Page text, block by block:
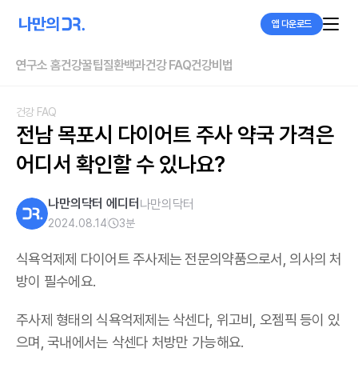
앱 다운로드
연구소 홈건강꿀팁질환백과건강 FAQ건강비법
건강 FAQ
전남 목포시 다이어트 주사 약국 가격은
어디서 확인할 수 있나요?
나만의닥터 에디터 나만의닥터
2024.08.14 3분
식욕억제제 다이어트 주사제는 전문의약품으로서, 의사의 처
방이 필수에요.
주사제 형태의 식욕억제제는 삭센다, 위고비, 오젬픽 등이 있
으며,국내에서는 삭센다 처방만 가능해요.